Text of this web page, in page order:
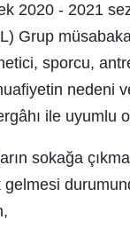
2020 - 2021
Grup
sporcu,
nedeni
ile uyumlu
sokağa çıkma